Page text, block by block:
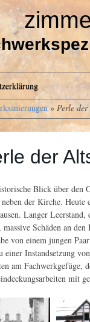
» Perle
der
Blick über den
neben der Kirche.
Langer
massive Schäden an
von einem jungen
einer Instandsetzung
am Fachwerkgefüge,
mit